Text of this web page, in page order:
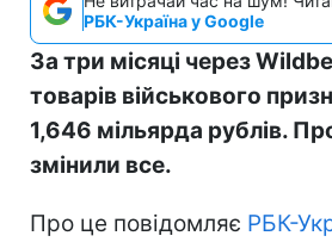
РБК-Україна у Google
За три місяці через
товарів військового
1,646 мільярда рублів.
змінили все.
Про це повідомляє РБК-